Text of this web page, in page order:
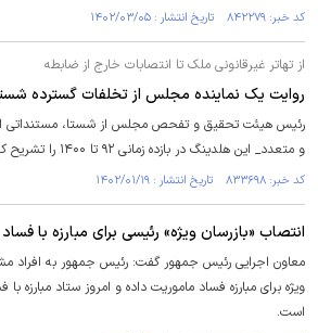
کد خبر: ۸۴۲۲۷۹ تاریخ انتشار : ۱۴۰۲/۰۳/۰۵
از تهاتر غیرقانونی ملک تا انتصابات خارج از ضابطه
روایت یک نماینده مجلس از تخلفات گسترده
رئیس هیئت تحقیق و تفحص مجلس از شستا، مستنداتی از
و متعدد_ این هلدینگ در بازده زمانی ۹۲ تا ۱۴۰۰ را تشریح کرد.
کد خبر: ۸۳۳۶۹۸ تاریخ انتشار : ۱۴۰۲/۰۱/۱۹
انتصاب «بازرسان ویژه» رئیسی برای مبارزه با فساد
معاون اجرایی رئیس جمهور گفت: رئیس جمهور به
ویژه برای مبارزه فساد ماموریت داده و امروز ستاد مبارزه
است.